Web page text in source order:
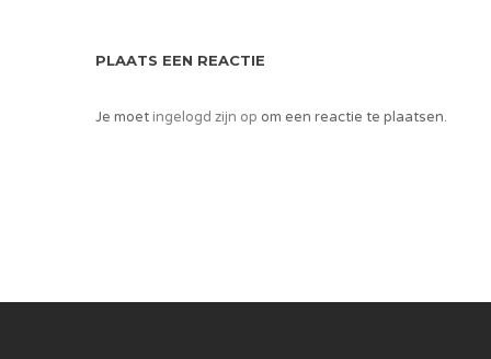
PLAATS EEN REACTIE
Je moetingelogd zijn op om een reactie te plaatsen.